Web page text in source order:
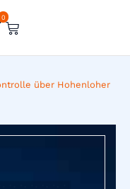
0
0
über Hohenloher